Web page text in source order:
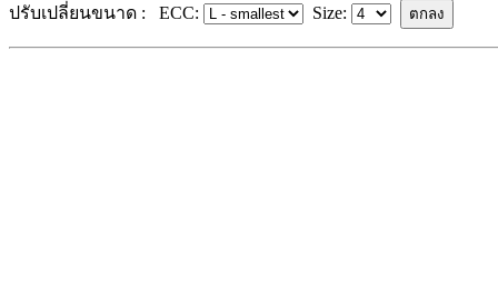
ปรับเปลี่ยนขนาด : ECC: Size: